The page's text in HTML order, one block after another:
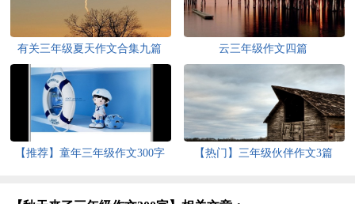
有关三年级夏天作文合集九篇 云三年级作文四篇
【推荐】童年三年级作文300字
【热门】三年级伙伴作文3篇